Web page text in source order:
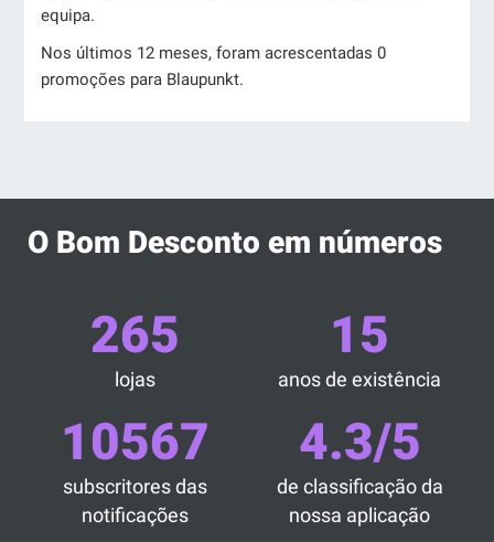
equipa.
Nos últimos 12 meses, foram acrescentadas 0
promoções para Blaupunkt.
O Bom Desconto em números
265
lojas
15
anos de existência
10567
subscritores das
notificações
4.3/5
de classificação da
nossa aplicação